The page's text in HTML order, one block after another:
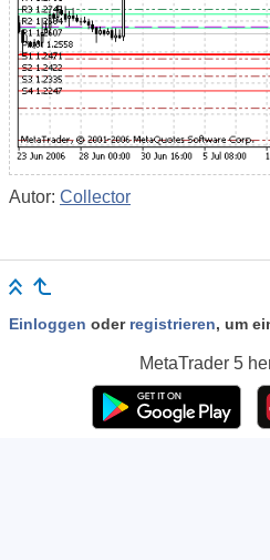
Autor: Collector
Einloggen oder registrieren, um
MetaTrader 5